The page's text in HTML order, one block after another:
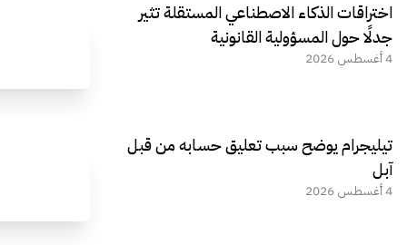
اختراقات الذكاء الاصطناعي المستقلة تثير
جدلًا حول المسؤولية القانونية
4 أغسطس 2026
تيليجرام يوضح سبب تعليق حسابه من قبل
آبل
4 أغسطس 2026